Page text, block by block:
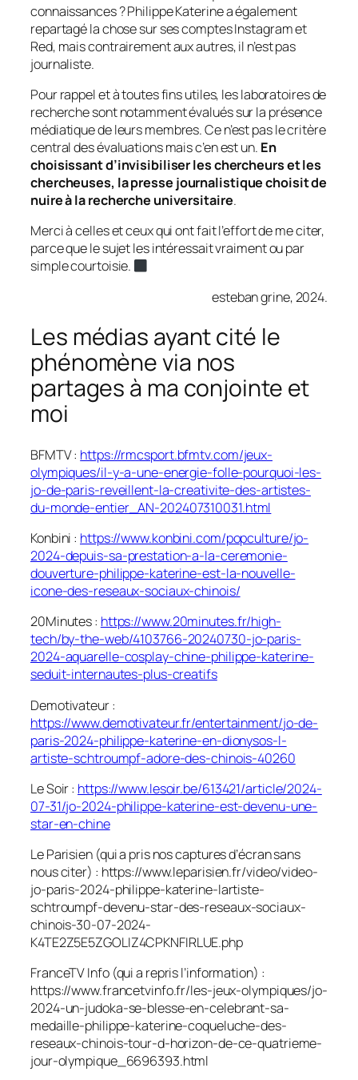
connaissances ? Philippe Katerine a également
repartagé la chose sur ses comptes Instagram et
Red, mais contrairement aux autres, il n’est pas
journaliste.
Pour rappel et à toutes fins utiles, les laboratoires de
recherche sont notamment évalués sur la présence
médiatique de leurs membres. Ce n’est pas le critère
central des évaluations mais c’en est un. En
choisissant d’invisibiliser les chercheurs et les
chercheuses, la presse journalistique choisit de
nuire à la recherche universitaire.
Merci à celles et ceux qui ont fait l’effort de me citer,
parce que le sujet les intéressait vraiment ou par
simple courtoisie.
esteban grine, 2024.
Les médias ayant cité le
phénomène via nos
partages à ma conjointe et
moi
BFMTV : https://rmcsport.bfmtv.com/jeux-
olympiques/il-y-a-une-energie-folle-pourquoi-les-
jo-de-paris-reveillent-la-creativite-des-artistes-
du-monde-entier_AN-202407310031.html
Konbini : https://www.konbini.com/popculture/jo-
2024-depuis-sa-prestation-a-la-ceremonie-
douverture-philippe-katerine-est-la-nouvelle-
icone-des-reseaux-sociaux-chinois/
20Minutes : https://www.20minutes.fr/high-
tech/by-the-web/4103766-20240730-jo-paris-
2024-aquarelle-cosplay-chine-philippe-katerine-
seduit-internautes-plus-creatifs
Demotivateur :
https://www.demotivateur.fr/entertainment/jo-de-
paris-2024-philippe-katerine-en-dionysos-l-
artiste-schtroumpf-adore-des-chinois-40260
Le Soir : https://www.lesoir.be/613421/article/2024-
07-31/jo-2024-philippe-katerine-est-devenu-une-
star-en-chine
Le Parisien (qui a pris nos captures d’écran sans
nous citer) : https://www.leparisien.fr/video/video-
jo-paris-2024-philippe-katerine-lartiste-
schtroumpf-devenu-star-des-reseaux-sociaux-
chinois-30-07-2024-
K4TE2Z5E5ZGOLIZ4CPKNFIRLUE.php
FranceTV Info (qui a repris l’information) :
https://www.francetvinfo.fr/les-jeux-olympiques/jo-
2024-un-judoka-se-blesse-en-celebrant-sa-
medaille-philippe-katerine-coqueluche-des-
reseaux-chinois-tour-d-horizon-de-ce-quatrieme-
jour-olympique_6696393.html